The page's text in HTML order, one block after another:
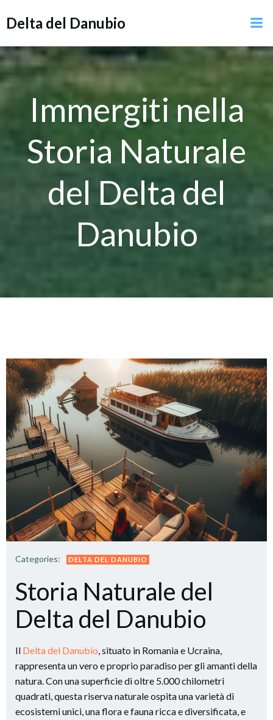
Delta del Danubio
Immergiti nella
Storia Naturale
del Delta del
Danubio
Categories: DELTA DEL DANUBIO
Storia Naturale del
Delta del Danubio
Il Delta del Danubio, situato in Romania e Ucraina,
rappresenta un vero e proprio paradiso per gli amanti della
natura. Con una superficie di oltre 5.000 chilometri
quadrati, questa riserva naturale ospita una varietà di
ecosistemi unici, una flora e fauna ricca e diversificata, e